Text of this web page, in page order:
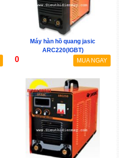
Máy hàn hồ quang jasic
ARC220(IGBT)
0 MUA NGAY